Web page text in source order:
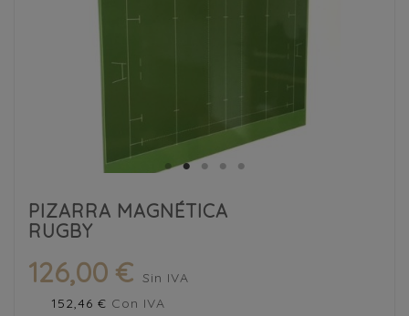
PIZARRA MAGNÉTICA
RUGBY
126,00 € Sin IVA
152,46 € Con IVA